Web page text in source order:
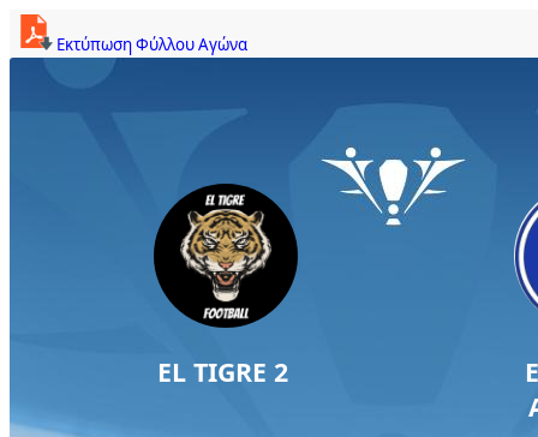
Εκτύπωση Φύλλου Αγώνα
EL TIGRE 2